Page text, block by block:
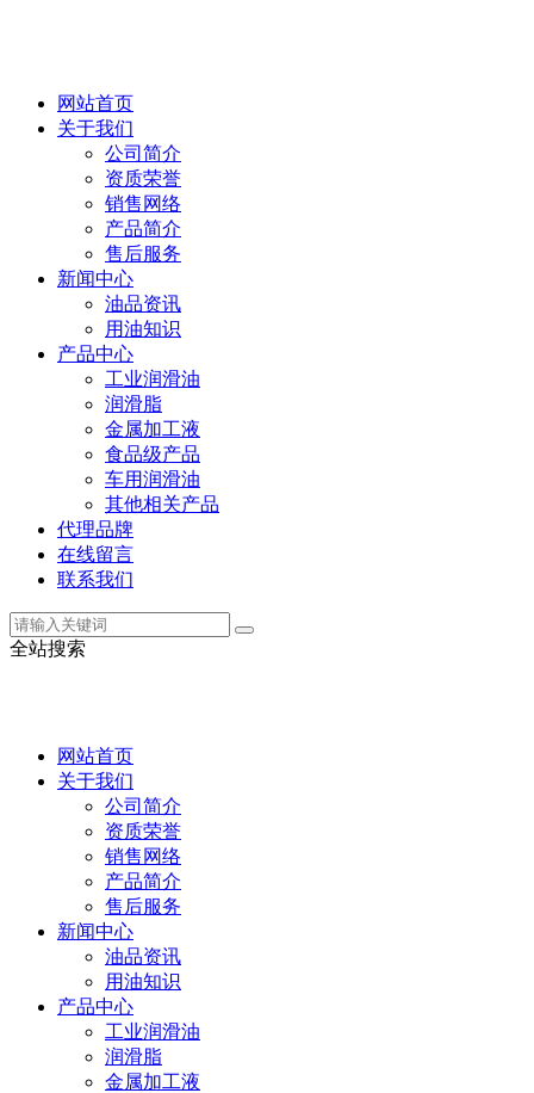
网站首页
关于我们
公司简介
资质荣誉
销售网络
产品简介
售后服务
新闻中心
油品资讯
用油知识
产品中心
工业润滑油
润滑脂
金属加工液
食品级产品
车用润滑油
其他相关产品
代理品牌
在线留言
联系我们
全站搜索
网站首页
关于我们
公司简介
资质荣誉
销售网络
产品简介
售后服务
新闻中心
油品资讯
用油知识
产品中心
工业润滑油
润滑脂
金属加工液